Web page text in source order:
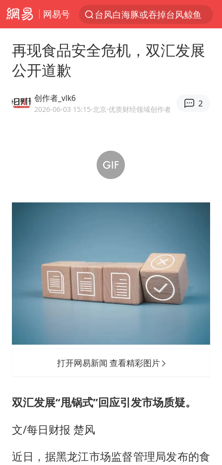
网易号
台风白海豚或吞掉台风鲸鱼
佛得角门将亮相智利俱乐部主场
宇树科技王兴兴身家有望超200亿元
泰国一女公务员妆容引争议 本人回应
把党建设得更加坚强有力
奋进开新局 实干挑大梁
再现食品安全危机，双汇发展
公开道歉
创作者_vlk6
2026-06-03 15:15·北京·优质财经领域创作者
2
打开网易新闻 查看精彩图片
双汇发展“甩锅式”回应引发市场质疑。
文/每日财报 楚风
近日，据黑龙江市场监督管理局发布的食